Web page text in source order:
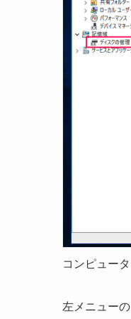
コンピュー
左メニュー